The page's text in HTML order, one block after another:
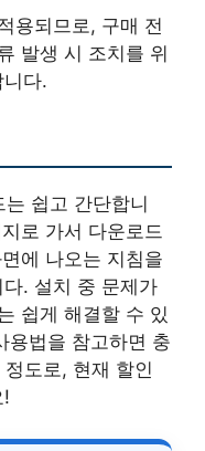
용되므로, 구매 전
발생 시 조치를 위
다.
쉽고 간단합니
로 가서 다운로드
에 나오는 지침을
. 설치 중 문제가
쉽게 해결할 수 있
용법을 참고하면 충
도로, 현재 할인
!